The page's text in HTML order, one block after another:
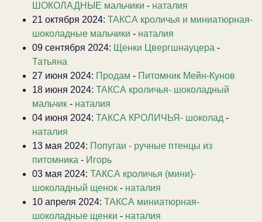
ШОКОЛАДНЫЕ мальчики - наталия
21 октября 2024: ТАКСА кроличья и миниатюрная-
шоколадные мальчики - наталия
09 сентября 2024: Щенки Цвергшнауцера -
Татьяна
27 июня 2024: Продам - Питомник Мейн-Кунов
18 июня 2024: ТАКСА кроличья- шоколадный
мальчик - наталия
04 июня 2024: ТАКСА КРОЛИЧЬЯ- шоколад -
наталия
13 мая 2024: Попугаи - ручные птенцы из
питомника - Игорь
03 мая 2024: ТАКСА кроличья (мини)-
шоколадный щенок - наталия
10 апреля 2024: ТАКСА миниатюрная-
шоколадные щенки - наталия